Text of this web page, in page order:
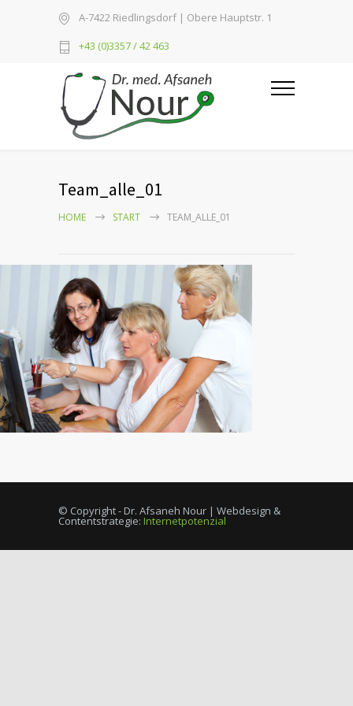
A-7422 Riedlingsdorf | Obere Hauptstr. 1
+43 (0)3357 / 42 463
Team_alle_01
HOME START TEAM_ALLE_01
© Copyright - Dr. Afsaneh Nour | Webdesign &
Contentstrategie: Internetpotenzial